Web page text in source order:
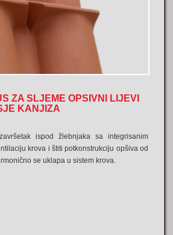
ZA SLJEME OPSIVNI LIJEVI
KANJIZA
ispod žlebnjaka sa integrisanim
krova i štiti potkonstrukciju opšiva od
se uklapa u sistem krova.